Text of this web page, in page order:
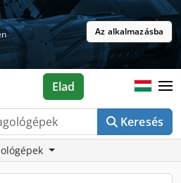
Az alkalmazásba
Keresés
Elad